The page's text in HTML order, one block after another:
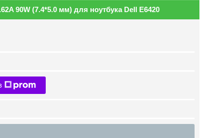
90W (7.4*5.0 мм) для ноутбука Dell E6420